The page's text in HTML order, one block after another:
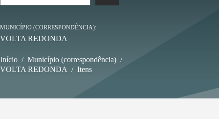
MUNICÍPIO (CORRESPONDÊNCIA)
VOLTA REDONDA
Início / Município (correspondência) /
VOLTA REDONDA / Itens